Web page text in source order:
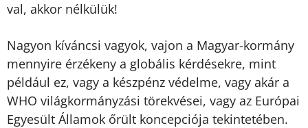
val, akkor nélkülük!
Nagyon kíváncsi vagyok, vajon a Magyar-kormány
mennyire érzékeny a globális kérdésekre, mint
például ez, vagy a készpénz védelme, vagy akár a
WHO világkormányzási törekvései, vagy az Európai
Egyesült Államok őrült koncepciója tekintetében.